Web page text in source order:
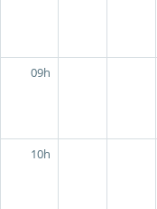
09h
10h